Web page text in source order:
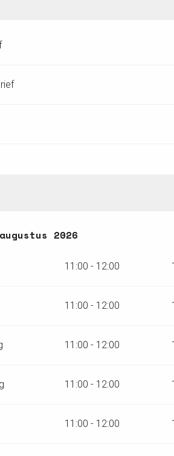
juli 2026tot
2026
11:00 - 12:00
11:00 - 12:00
11:00 - 12:00
11:00 - 12:00
11:00 - 12:00